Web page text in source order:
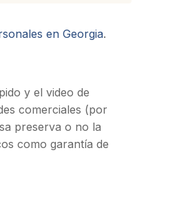
en Georgia.
y el video de
comerciales (por
preserva o no la
como garantía de